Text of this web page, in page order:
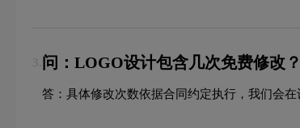
3. 问：LOGO设计包含几次免费修改？
答：具体修改次数依据合同约定执行，我们会